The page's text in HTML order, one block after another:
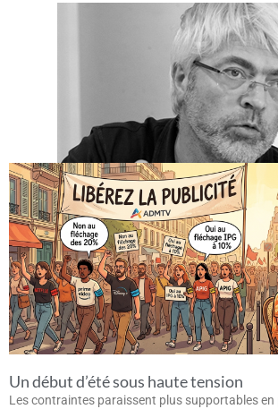
Un début d’été sous haute tension
Les contraintes paraissent plus supportables en